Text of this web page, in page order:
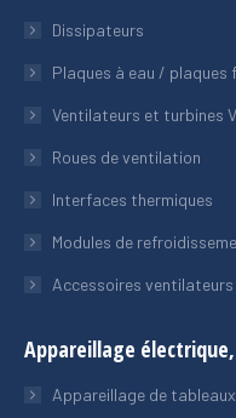
Dissipateurs
Plaques à eau / plaques
Ventilateurs et turbines
Roues de ventilation
Interfaces thermiques
Modules de
Accessoires ventilateurs
Appareillage
Appareillage de tableaux